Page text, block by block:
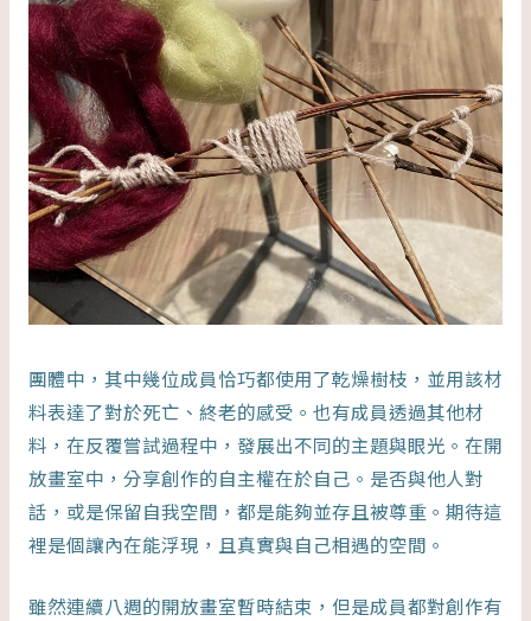
團體中，其中幾位成員恰巧都使用了乾燥樹枝，並用該材
料表達了對於死亡、終老的感受。也有成員透過其他材
料，在反覆嘗試過程中，發展出不同的主題與眼光。在開
放畫室中，分享創作的自主權在於自己。是否與他人對
話，或是保留自我空間，都是能夠並存且被尊重。期待這
裡是個讓內在能浮現，且真實與自己相遇的空間。
雖然連續八週的開放畫室暫時結束，但是成員都對創作有